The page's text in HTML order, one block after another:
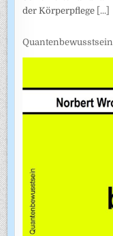
der Körperpflege [...]
Quantenbewusstsein